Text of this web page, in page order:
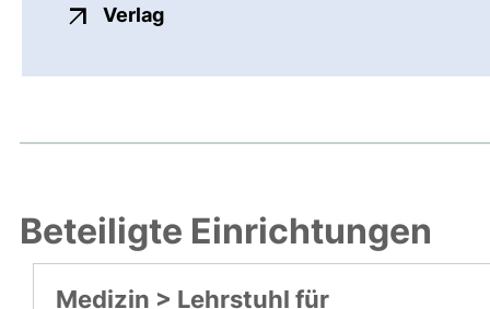
Verlagexterner Link, öffnet neues
Beteiligte Einrichtungen
Medizin > Lehrstuhl für